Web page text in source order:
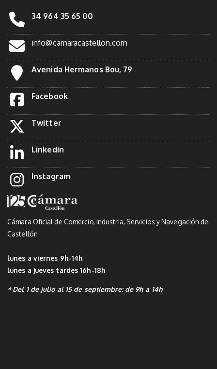
34 964 35 65 00
info@camaracastellon.com
Avenida Hermanos Bou, 79
Facebook
Twitter
Linkedin
Instagram
Cámara Oficial de Comercio, Industria, Servicios y Navegación de
Castellón
lunes a viernes 9h-14h
lunes a jueves tardes 16h-18h
* Del 1 de julio al 15 de septiembre: de 9h a 14h